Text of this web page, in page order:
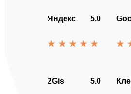
Яндекс 5.0
2Gis 5.0